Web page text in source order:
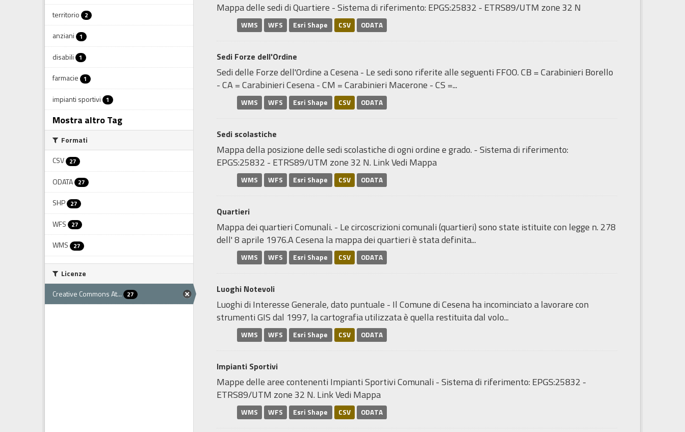
territorio 2
anziani 1
disabili 1
farmacie 1
impianti sportivi 1
Mostra altro Tag
Formati
CSV 27
ODATA 27
SHP 27
WFS 27
WMS 27
Licenze
Creative Commons At...
27
Mappa delle sedi di Quartiere - Sistema di riferimento: EPGS:25832 - ETRS89/UTM zone 32 N
WMS WFS Esri Shape CSV ODATA
Sedi Forze dell'Ordine
Sedi delle Forze dell'Ordine a Cesena - Le sedi sono riferite alle seguenti FFOO. CB = Carabinieri Borello
- CA = Carabinieri Cesena - CM = Carabinieri Macerone - CS =...
WMS WFS Esri Shape CSV ODATA
Sedi scolastiche
Mappa della posizione delle sedi scolastiche di ogni ordine e grado. - Sistema di riferimento:
EPGS:25832 - ETRS89/UTM zone 32 N. Link Vedi Mappa
WMS WFS Esri Shape CSV ODATA
Quartieri
Mappa dei quartieri Comunali. - Le circoscrizioni comunali (quartieri) sono state istituite con legge n. 278
dell' 8 aprile 1976.A Cesena la mappa dei quartieri è stata definita...
WMS WFS Esri Shape CSV ODATA
Luoghi Notevoli
Luoghi di Interesse Generale, dato puntuale - Il Comune di Cesena ha incominciato a lavorare con
strumenti GIS dal 1997, la cartografia utilizzata è quella restituita dal volo...
WMS WFS Esri Shape CSV ODATA
Impianti Sportivi
Mappe delle aree contenenti Impianti Sportivi Comunali - Sistema di riferimento: EPGS:25832 -
ETRS89/UTM zone 32 N. Link Vedi Mappa
WMS WFS Esri Shape CSV ODATA